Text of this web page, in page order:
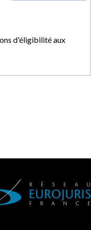
d'éligibilité aux